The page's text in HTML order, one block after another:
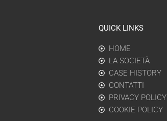
QUICK LINKS
HOME
LA SOCIETÀ
CASE HISTORY
CONTATTI
PRIVACY POLICY
COOKIE POLICY